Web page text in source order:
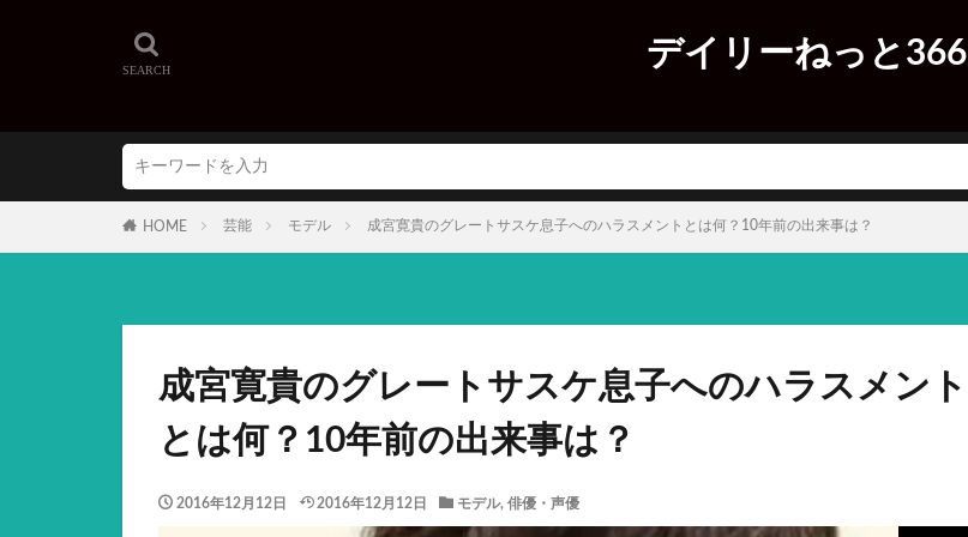
デイリーねっと366
HOME 芸能 モデル 成宮寛貴のグレートサスケ息子へのハラスメントとは何？10年前の出来事は？
成宮寛貴のグレートサスケ息子へのハラスメント
とは何？10年前の出来事は？
2016年12月12日 2016年12月12日 モデル, 俳優・声優